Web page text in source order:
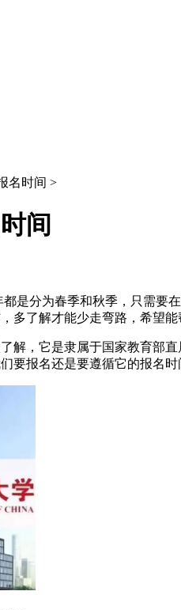
名时间 >
间
是分为春季和秋季，只需要
多了解才能少走弯路，希望能
解，它是隶属于国家教育部
要报名还是要遵循它的报名时